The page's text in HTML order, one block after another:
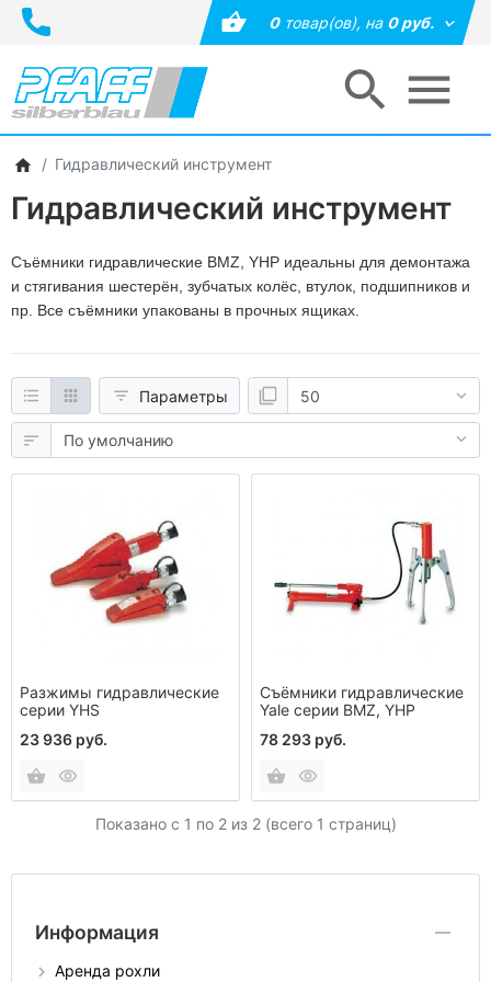
0товар(ов),на0 руб.
Гидравлический инструмент
Гидравлический инструмент
Съёмники гидравлические BMZ, YHP идеальны для демонтажа
и стягивания шестерён, зубчатых колёс, втулок, подшипников и
пр. Все съёмники упакованы в прочных ящиках.
Параметры
Pазжимы гидравлические
серии YHS
23 936 руб.
Съёмники гидравлические
Yale серии BMZ, YHP
78 293 руб.
Показано с 1 по 2из 2 (всего 1 страниц)
Информация
Аренда рохли